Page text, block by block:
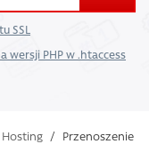
SSL
wersji PHP w .htaccess
Hosting / Przenoszenie